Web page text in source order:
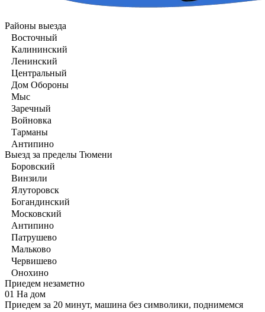
Районы выезда
Восточный
Калининский
Ленинский
Центральный
Дом Обороны
Мыс
Заречный
Войновка
Тарманы
Антипино
Выезд за пределы Тюмени
Боровский
Винзили
Ялуторовск
Богандинский
Московский
Антипино
Патрушево
Мальково
Червишево
Онохино
Приедем незаметно
01 На дом
Приедем за 20 минут, машина без символики, поднимемся